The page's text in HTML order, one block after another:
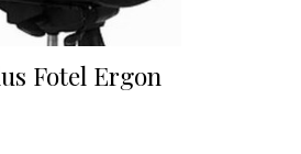
Fotel Ergon